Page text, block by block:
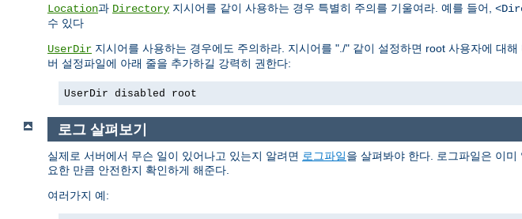
Location과 Directory 지시어를 같이 사용하는 경우 특별히 주의를 기울여라. 예를 들어,
수 있다
UserDir 지시어를 사용하는 경우에도 주의하라. 지시어를 "./" 같이 설정하면 root 사용자에 대
버 설정파일에 아래 줄을 추가하길 강력히 권한다:
UserDir disabled root
로그 살펴보기
실제로 서버에서 무슨 일이 있어나고 있는지 알려면 로그파일을 살펴봐야 한다. 로그파일은 이
요한 만큼 안전한지 확인하게 해준다.
여러가지 예: